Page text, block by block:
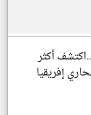
أكثر
إفريقيا